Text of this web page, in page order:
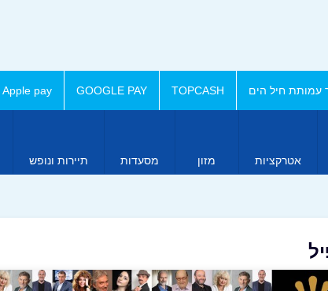
עמותת חיל הים TOPCASH
GOOGLE PAY
Apple pay
אטרקציות מזון מסעדות תיירות ונופש